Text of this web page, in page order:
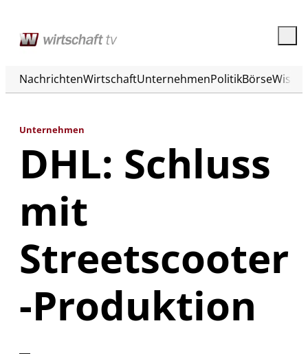
NachrichtenWirtschaftUnternehmenPolitikBörse
Unternehmen
DHL: Schluss
mit
Streetscooter
-Produktion